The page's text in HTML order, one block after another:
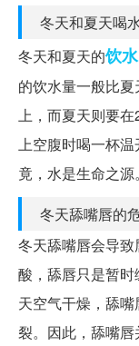
冬天和夏天喝
冬天和夏天的饮水
的饮水量一般比
上，而夏天则要
上空腹时喝一杯
竟，水是生命之源。
冬天舔嘴唇的
冬天舔嘴唇会导
酸，舔唇只是暂
天空气干燥，舔
裂。因此，舔嘴